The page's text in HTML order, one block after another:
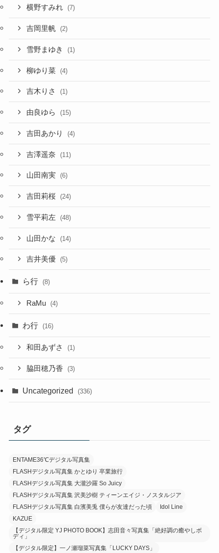
横野すみれ (7)
吉岡里帆 (2)
雪野まゆき (1)
柳ゆり菜 (4)
吉木りさ (1)
由良ゆら (15)
吉田あかり (4)
吉澤遥奈 (11)
山田南実 (6)
吉田莉桜 (24)
雪平莉左 (48)
山田かな (14)
吉井美優 (5)
ら行 (8)
RaMu (4)
わ行 (16)
和田あずさ (1)
脇田穂乃香 (3)
Uncategorized (336)
タグ
ENTAME36℃デジタル写真集
FLASHデジタル写真集 かとゆり 卒業旅行
FLASHデジタル写真集 大瀧沙羅 So Juicy
FLASHデジタル写真集 沢美沙樹 ティーンエイジ・ノスタルジア
FLASHデジタル写真集 白濱美兎 僕らが友達だった頃
Idol Line
KAZUE
【デジタル限定 YJ PHOTO BOOK】志田音々写真集「絶好調の癒やしボ
ディ」
【デジタル限定】一ノ瀬瑠菜写真集「LUCKY DAYS」